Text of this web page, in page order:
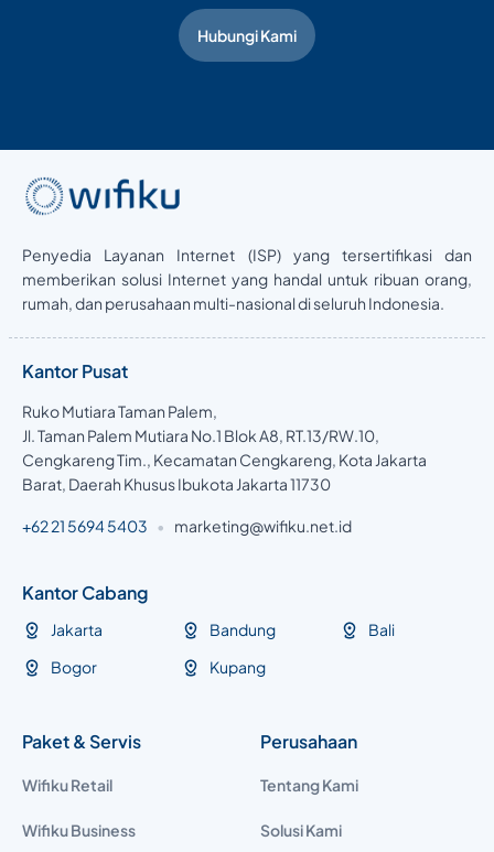
Hubungi Kami
Penyedia Layanan Internet (ISP) yang tersertifikasi dan
memberikan solusi Internet yang handal untuk ribuan orang,
rumah, dan perusahaan multi-nasional di seluruh Indonesia.
Kantor Pusat
Ruko Mutiara Taman Palem,
Jl. Taman Palem Mutiara No.1 Blok A8, RT.13/RW.10,
Cengkareng Tim., Kecamatan Cengkareng, Kota Jakarta
Barat, Daerah Khusus Ibukota Jakarta 11730
+62 21 5694 5403 • marketing@wifiku.net.id
Kantor Cabang
Jakarta
Bogor
Bandung
Kupang
Bali
Paket & Servis
Wifiku Retail
Wifiku Business
Perusahaan
Tentang Kami
Solusi Kami